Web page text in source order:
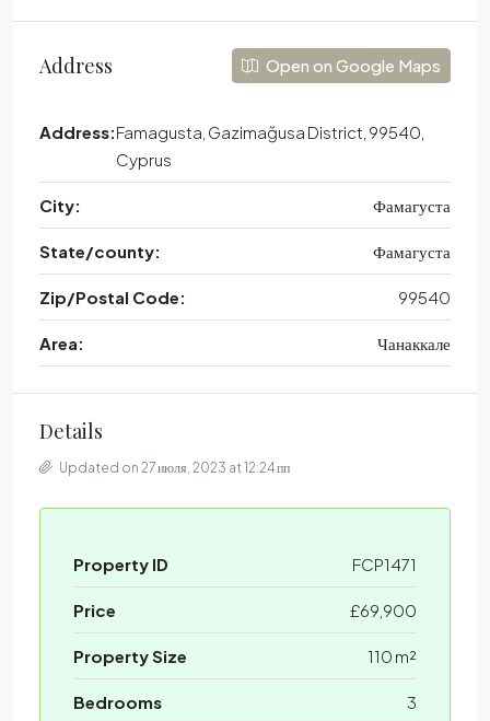
Address Open on Google Maps
Address:Famagusta, Gazimağusa District, 99540,
Cyprus
City: Фамагуста
State/county: Фамагуста
Zip/Postal Code: 99540
Area: Чанаккале
Details
Updated on 27 июля, 2023 at 12:24 пп
Property ID FCP1471
Price £69,900
Property Size 110 m²
Bedrooms 3